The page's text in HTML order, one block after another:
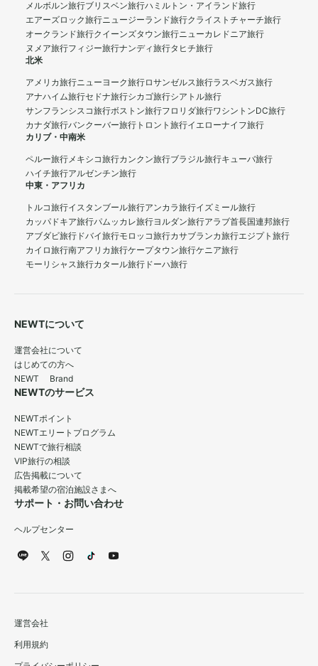
メルボルン旅行ブリスベン旅行ハミルトン・アイランド旅行
エアーズロック旅行ニュージーランド旅行クライストチャーチ旅行
オークランド旅行クイーンズタウン旅行ニューカレドニア旅行
ヌメア旅行フィジー旅行ナンディ旅行タヒチ旅行
北米
アメリカ旅行ニューヨーク旅行ロサンゼルス旅行ラスベガス旅行
アナハイム旅行セドナ旅行シカゴ旅行シアトル旅行
サンフランシスコ旅行ボストン旅行フロリダ旅行ワシントンDC旅行
カナダ旅行バンクーバー旅行 トロント旅行イエローナイフ旅行
カリブ・中南米
ペルー旅行メキシコ旅行カンクン旅行ブラジル旅行キューバ旅行
ハイチ旅行アルゼンチン旅行
中東・アフリカ
トルコ旅行イスタンブール旅行アンカラ旅行イズミール旅行
カッパドキア旅行パムッカレ旅行ヨルダン旅行アラブ首長国連邦旅行
アブダビ旅行 ドバイ旅行モロッコ旅行カサブランカ旅行エジプト旅行
カイロ旅行南アフリカ旅行ケープタウン旅行ケニア旅行
モーリシャス旅行カタール旅行 ドーハ旅行
NEWTについて
運営会社について
はじめての方へ
NEWT Brand
NEWTのサービス
NEWTポイント
NEWTエリートプログラム
NEWTで旅行相談
VIP旅行の相談
広告掲載について
掲載希望の宿泊施設さまへ
サポート・お問い合わせ
ヘルプセンター
運営会社
利用規約